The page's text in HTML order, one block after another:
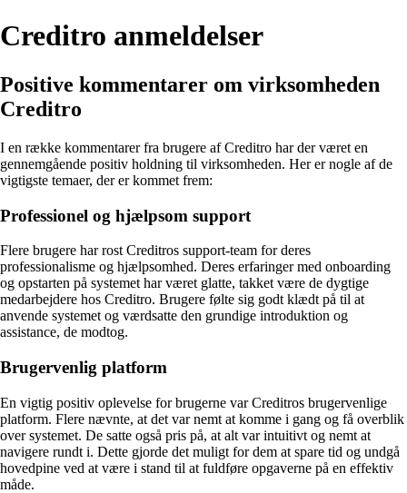
Creditro anmeldelser
Positive kommentarer om virksomheden
Creditro
I en række kommentarer fra brugere af Creditro har der været en
gennemgående positiv holdning til virksomheden. Her er nogle af de
vigtigste temaer, der er kommet frem:
Professionel og hjælpsom support
Flere brugere har rost Creditros support-team for deres
professionalisme og hjælpsomhed. Deres erfaringer med onboarding
og opstarten på systemet har været glatte, takket være de dygtige
medarbejdere hos Creditro. Brugere følte sig godt klædt på til at
anvende systemet og værdsatte den grundige introduktion og
assistance, de modtog.
Brugervenlig platform
En vigtig positiv oplevelse for brugerne var Creditros brugervenlige
platform. Flere nævnte, at det var nemt at komme i gang og få overblik
over systemet. De satte også pris på, at alt var intuitivt og nemt at
navigere rundt i. Dette gjorde det muligt for dem at spare tid og undgå
hovedpine ved at være i stand til at fuldføre opgaverne på en effektiv
måde.